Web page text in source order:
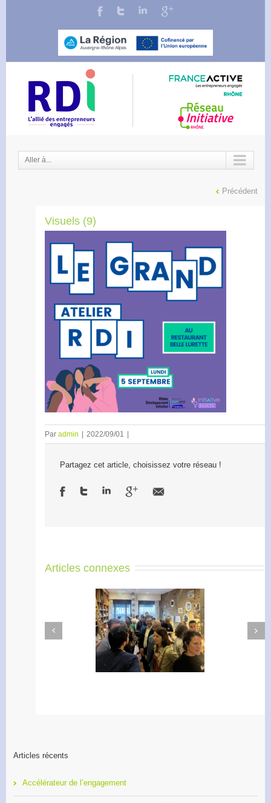
Aller à...
Précédent
Visuels (9)
Par admin 2022/09/01
Partagez cet article, choisissez votre réseau !
Articles connexes
Accélérateur de
l’engagement
Previous
Next
Articles récents
Accélérateur de l’engagement